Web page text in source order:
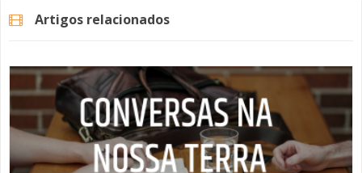
Artigos relacionados